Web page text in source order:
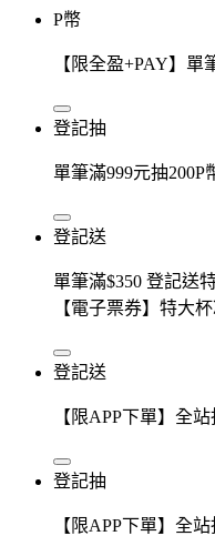
P幣
【限全盈+PAY】單
登記抽
單筆滿999元抽200P
登記送
單筆滿$350 登記送
【電子票券】特大
登記送
【限APP下單】全
登記抽
【限APP下單】全